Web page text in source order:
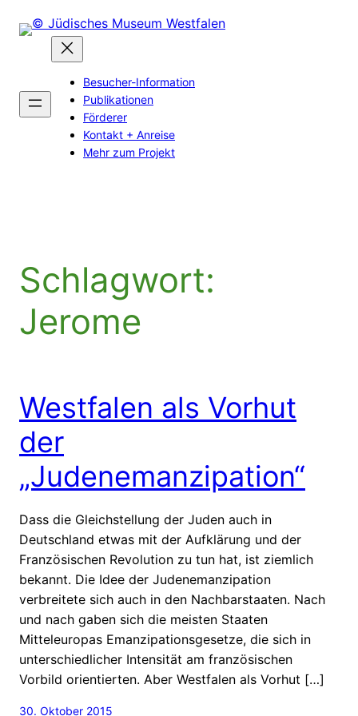
Inhalt
Besucher-Information
Publikationen
Förderer
Kontakt + Anreise
Mehr zum Projekt
Schlagwort:
Jerome
Westfalen als Vorhut
der
„Judenemanzipation“
Dass die Gleichstellung der Juden auch in
Deutschland etwas mit der Aufklärung und der
Französischen Revolution zu tun hat, ist ziemlich
bekannt. Die Idee der Judenemanzipation
verbreitete sich auch in den Nachbarstaaten. Nach
und nach gaben sich die meisten Staaten
Mitteleuropas Emanzipationsgesetze, die sich in
unterschiedlicher Intensität am französischen
Vorbild orientierten. Aber Westfalen als Vorhut […]
30. Oktober 2015